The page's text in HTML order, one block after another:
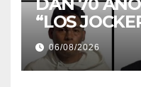
DAN 70
“LOS
06/08/2026